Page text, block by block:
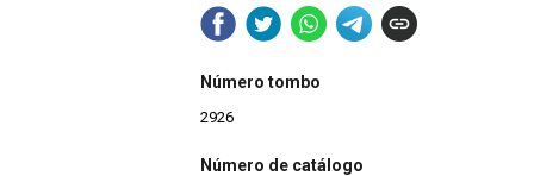
Número tombo
2926
Número de catálogo